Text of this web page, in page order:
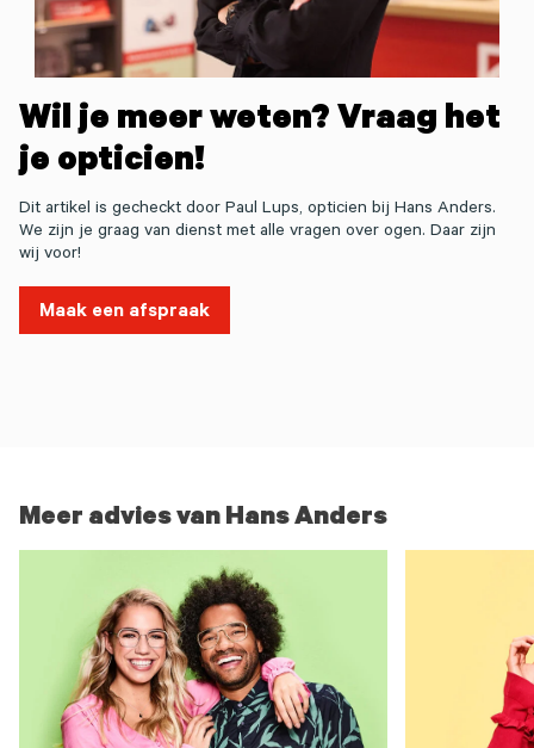
Wil je meer weten? Vraag het
je opticien!
Dit artikel is gecheckt door Paul Lups, opticien bij Hans Anders.
We zijn je graag van dienst met alle vragen over ogen. Daar zijn
wij voor!
Maak een afspraak
Meer advies van Hans Anders